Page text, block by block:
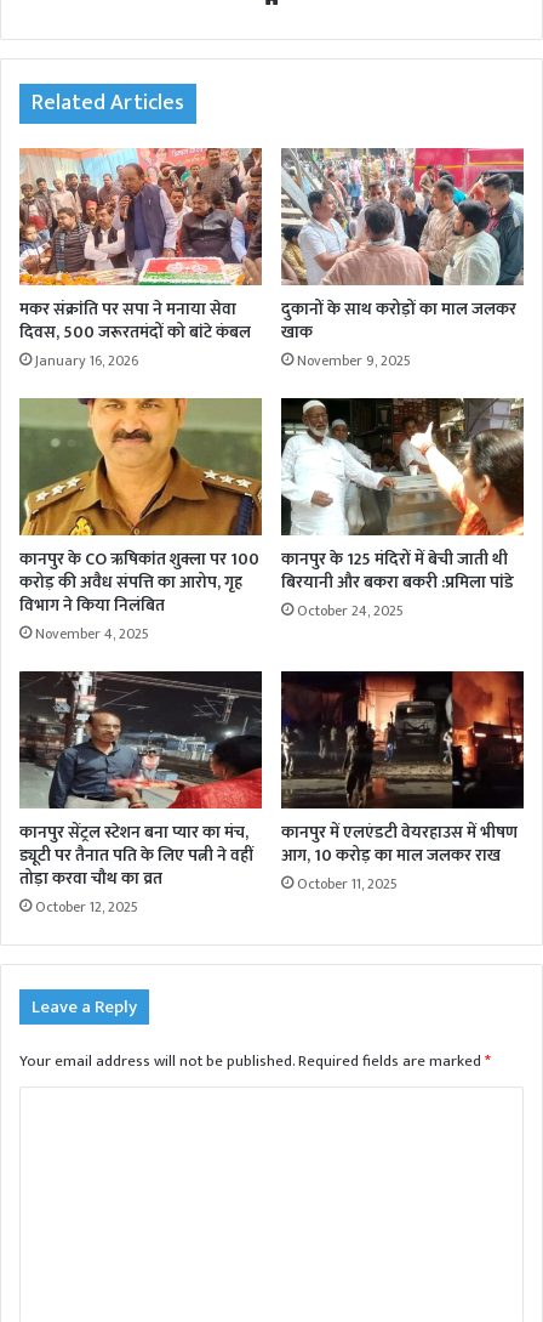
te
Related Articles
मकर संक्रांति पर सपा ने मनाया सेवा
दिवस, 500 जरूरतमंदों को बांटे कंबल
January 16, 2026
दुकानों के साथ करोड़ों का माल जलकर
खाक
November 9, 2025
कानपुर के CO ऋषिकांत शुक्ला पर 100
करोड़ की अवैध संपत्ति का आरोप, गृह
विभाग ने किया निलंबित
November 4, 2025
कानपुर के 125 मंदिरों में बेची जाती थी
बिरयानी और बकरा बकरी :प्रमिला पांडे
October 24, 2025
कानपुर सेंट्रल स्टेशन बना प्यार का मंच,
ड्यूटी पर तैनात पति के लिए पत्नी ने वहीं
तोड़ा करवा चौथ का व्रत
October 12, 2025
कानपुर में एलएंडटी वेयरहाउस में भीषण
आग, 10 करोड़ का माल जलकर राख
October 11, 2025
Leave a Reply
Your email address will not be published.Required fields are marked*